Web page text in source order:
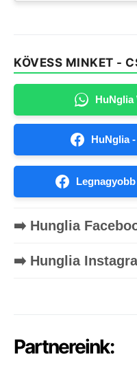
KÖVESS MINKET -
HuNglia
HuNglia
➡️ Hunglia
➡️ Hunglia
Partnereink: